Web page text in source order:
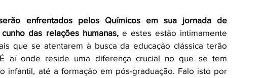
enfrentados pelos Químicos em sua jornada de
das relações humanas, e estes estão intimamente
que se atentarem à busca da educação clássica terão
aí onde reside uma diferença crucial no que se tem
infantil, até a formação em pós-graduação. Falo isto por